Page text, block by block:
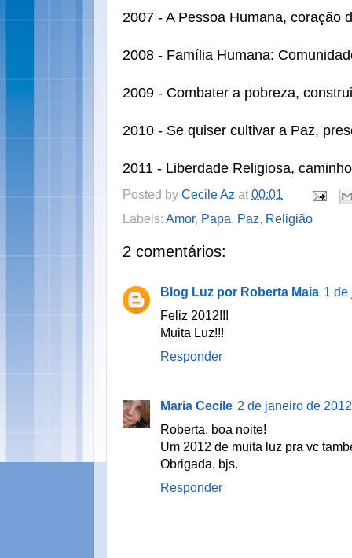
2007 - A Pessoa Humana, coração
2008 - Família Humana:
2009 - Combater a pobreza,
2010 - Se quiser cultivar a Paz,
2011 - Liberdade Religiosa,
Posted by Cecile Az at 00:01
Labels: Amor, Papa, Paz, Religião
2 comentários:
Blog Luz por Roberta Maia 1 de
Feliz 2012!!!
Muita Luz!!!
Responder
Maria Cecile 2 de janeiro de
Roberta, boa noite!
Um 2012 de muita luz pra vc
Obrigada, bjs.
Responder